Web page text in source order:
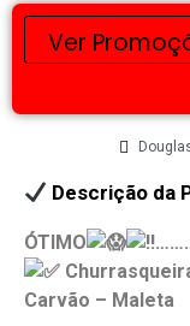
Ver
Descrição da
ÓTIMO
Carvão – Maleta